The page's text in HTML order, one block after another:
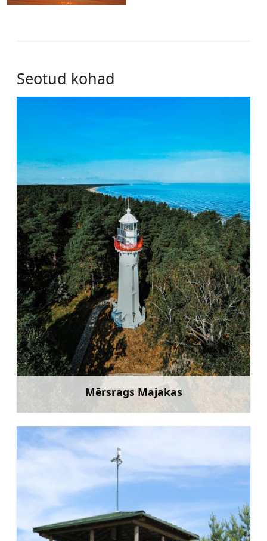
Seotud kohad
Mērsrags Majakas
Rohkem teavet